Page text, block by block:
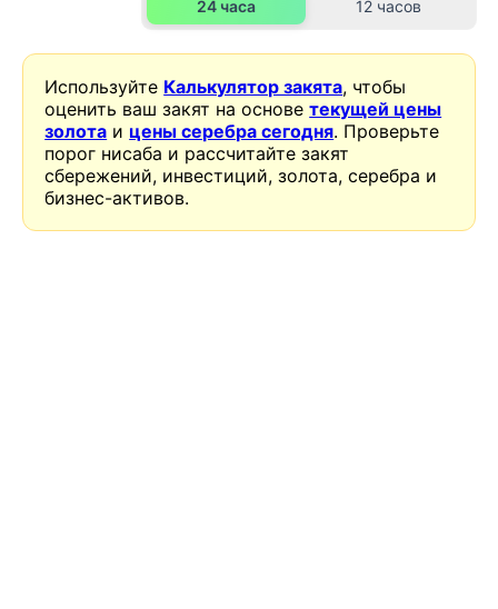
24 часа 12 часов
Используйте Калькулятор закята, чтобы
оценить ваш закят на основетекущей цены
золота и цены серебра сегодня. Проверьте
порог нисаба и рассчитайте закят
сбережений, инвестиций, золота, серебра и
бизнес-активов.